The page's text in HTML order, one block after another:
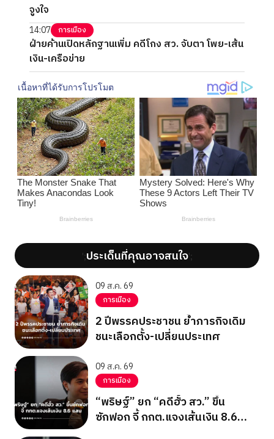
จูงใจ
14:07 การเมือง
ฝ่ายค้านเปิดหลักฐานเพิ่ม คดีโกง สว. จับตา โพย-เส้น
เงิน-เครือข่าย
';ประเด็นที่คุณอาจสนใจ';
09 ส.ค. 69
การเมือง
2 ปีพรรคประชาชน ย้ำภารกิจเดิม
ชนะเลือกตั้ง-เปลี่ยนประเทศ
09 ส.ค. 69
การเมือง
“พริษฐ์” ยก “คดีฮั้ว สว.” ขึ้น
ซักฟอก จี้ กกต.แจงเส้นเงิน 8.6